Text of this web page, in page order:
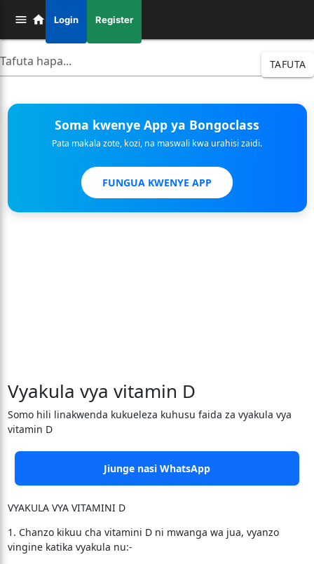
Login Register
TAFUTA
Soma kwenye App ya Bongoclass
Pata makala zote, kozi, na maswali kwa urahisi zaidi.
FUNGUA KWENYE APP
Vyakula vya vitamin D
Somo hili linakwenda kukueleza kuhusu faida za vyakula vya
vitamin D
Jiunge nasi WhatsApp
VYAKULA VYA VITAMINI D
1. Chanzo kikuu cha vitamini D ni mwanga wa jua, vyanzo
vingine katika vyakula nu:-